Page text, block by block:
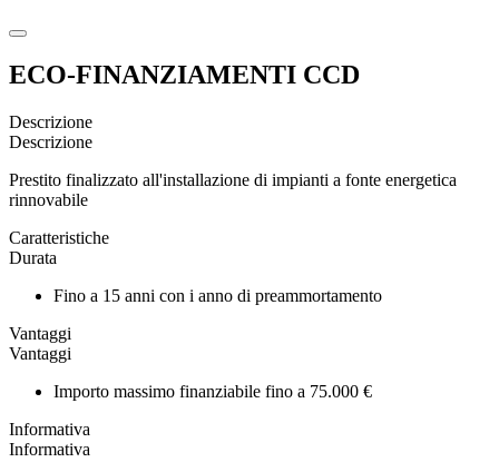
ECO-FINANZIAMENTI CCD
Descrizione
Descrizione
Prestito finalizzato all'installazione di impianti a fonte energetica
rinnovabile
Caratteristiche
Durata
Fino a 15 anni con i anno di preammortamento
Vantaggi
Vantaggi
Importo massimo finanziabile fino a 75.000 €
Informativa
Informativa